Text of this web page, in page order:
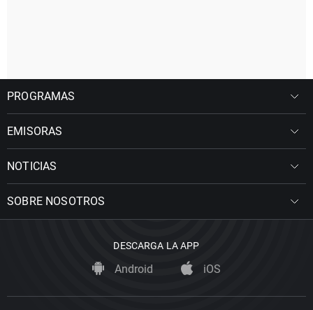
PROGRAMAS
EMISORAS
NOTICIAS
SOBRE NOSOTROS
DESCARGA LA APP
Android iOS